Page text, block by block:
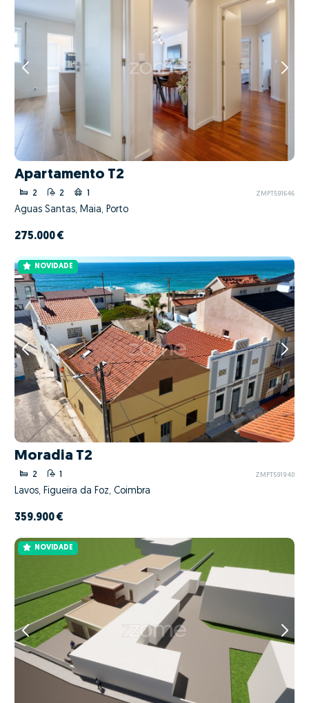
Apartamento T2
2 2 1 ZMPT591646
Águas Santas, Maia, Porto
275.000 €
NOVIDADE
Moradia T2
2 1 ZMPT591940
Lavos, Figueira da Foz, Coimbra
359.900 €
NOVIDADE